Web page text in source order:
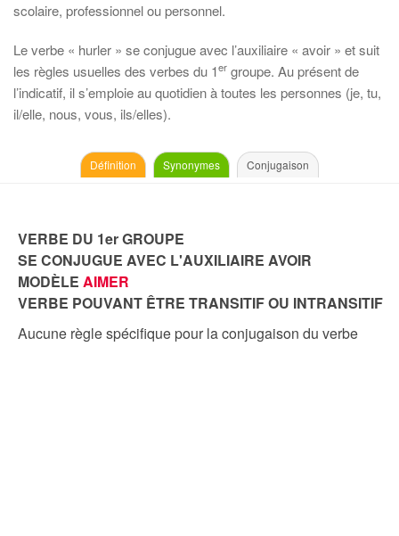
scolaire, professionnel ou personnel.
Le verbe « hurler » se conjugue avec l’auxiliaire « avoir » et suit
les règles usuelles des verbes du 1er groupe. Au présent de
l’indicatif, il s’emploie au quotidien à toutes les personnes (je, tu,
il/elle, nous, vous, ils/elles).
Définition Synonymes Conjugaison
VERBE DU 1er GROUPE
SE CONJUGUE AVEC L'AUXILIAIRE AVOIR
MODÈLE AIMER
VERBE POUVANT ÊTRE TRANSITIF OU INTRANSITIF
Aucune règle spécifique pour la conjugaison du verbe